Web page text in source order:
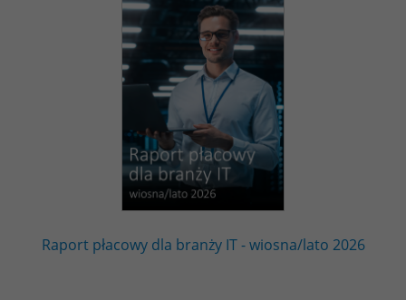
Raport płacowy dla branży IT - wiosna/lato 2026